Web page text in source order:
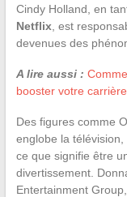
Cindy Holland, en
Netflix, est
devenues des
A lire aussi :
booster votre
Des figures comme
englobe la
ce que signifie être
divertissement.
Entertainment